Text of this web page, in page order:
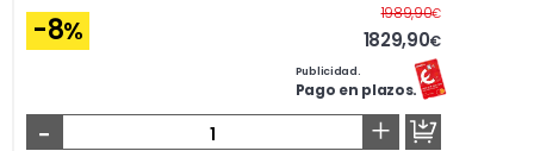
-8%
1989,90€Antes
1829,90€
Publicidad.
Pago en plazos.
- +